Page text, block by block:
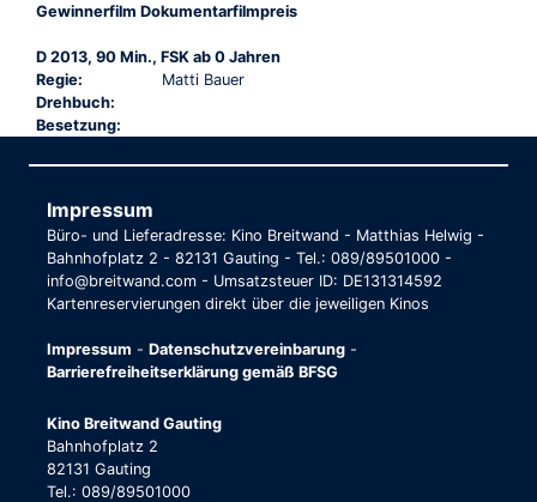
Gewinnerfilm Dokumentarfilmpreis
D 2013, 90 Min., FSK ab 0 Jahren
Regie:
Matti Bauer
Drehbuch:
Besetzung:
Impressum
Büro- und Lieferadresse: Kino Breitwand - Matthias Helwig -
Bahnhofplatz 2 - 82131 Gauting - Tel.: 089/89501000 -
info@breitwand.com - Umsatzsteuer ID: DE131314592
Kartenreservierungen direkt über die jeweiligen Kinos
Impressum - Datenschutzvereinbarung -
Barrierefreiheitserklärung gemäß BFSG
Kino Breitwand Gauting
Bahnhofplatz 2
82131 Gauting
Tel.: 089/89501000